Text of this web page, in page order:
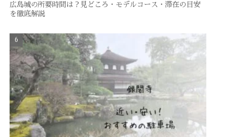
広島城の所要時間は？見どころ・モデルコース・滞在の目安
を徹底解説